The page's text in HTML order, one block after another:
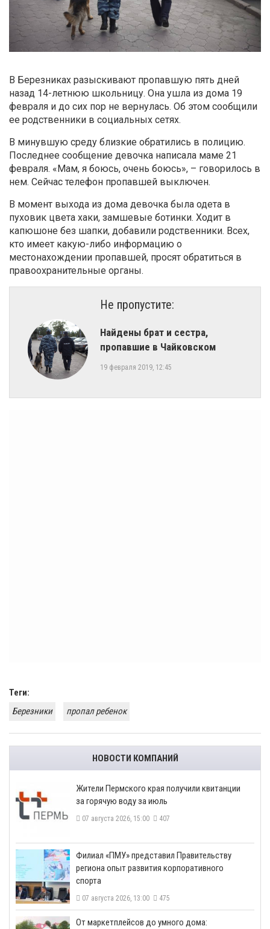
В Березниках разыскивают пропавшую пять дней
назад 14-летнюю школьницу. Она ушла из дома 19
февраля и до сих пор не вернулась. Об этом сообщили
ее родственники в социальных сетях.
В минувшую среду близкие обратились в полицию.
Последнее сообщение девочка написала маме 21
февраля. «Мам, я боюсь, очень боюсь», – говорилось в
нем. Сейчас телефон пропавшей выключен.
В момент выхода из дома девочка была одета в
пуховик цвета хаки, замшевые ботинки. Ходит в
капюшоне без шапки, добавили родственники. Всех,
кто имеет какую-либо информацию о
местонахождении пропавшей, просят обратиться в
правоохранительные органы.
Не пропустите:
Найдены брат и сестра,
пропавшие в Чайковском
19 февраля 2019, 12:45
Теги:
Березники
пропал ребенок
НОВОСТИ КОМПАНИЙ
​Жители Пермского края получили квитанции
за горячую воду за июль
07 августа 2026, 15:00 407
​Филиал «ПМУ» представил Правительству
региона опыт развития корпоративного
спорта
07 августа 2026, 13:00 475
От маркетплейсов до умного дома: